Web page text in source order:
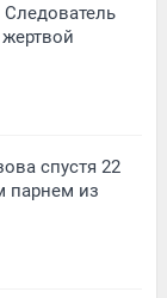
спустя 22
парнем из